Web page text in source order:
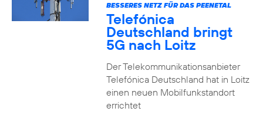
BESSERES NETZ FÜR DAS PEENETAL
Telefónica
Deutschland bringt
5G nach Loitz
Der Telekommunikationsanbieter
Telefónica Deutschland hat in Loitz
einen neuen Mobilfunkstandort
errichtet